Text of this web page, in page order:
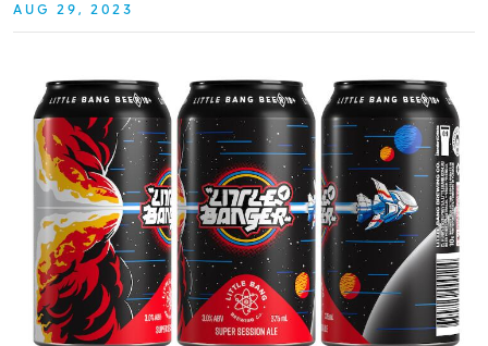
AUG 29, 2023